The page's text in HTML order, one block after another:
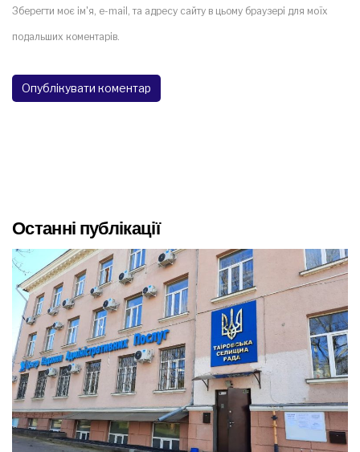
Зберегти моє ім'я, e-mail, та адресу сайту в цьому браузері для моїх
подальших коментарів.
Останні публікації